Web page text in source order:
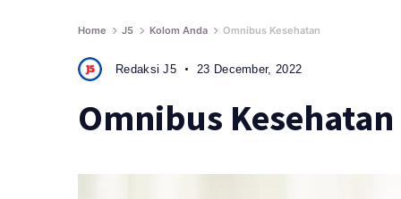
Home J5 Kolom Anda Omnibus Kesehatan
Redaksi J5 23 December, 2022
Omnibus Kesehatan